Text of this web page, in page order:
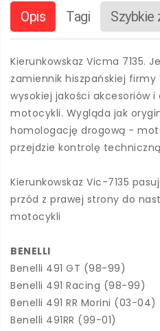
Opis Tagi Szybkie
Kierunkowskaz Vicma 7135.
zamiennik hiszpańskiej firmy
wysokiej jakości akcesoriów
motocykli. Wygląda jak
homologację drogową -
przejdzie kontrolę
Kierunkowskaz Vic-7135
przód z prawej strony do
motocykli
BENELLI
Benelli 491 GT (98-99)
Benelli 491 Racing (98-99)
Benelli 491 RR Morini (03-04)
Benelli 491RR (99-01)